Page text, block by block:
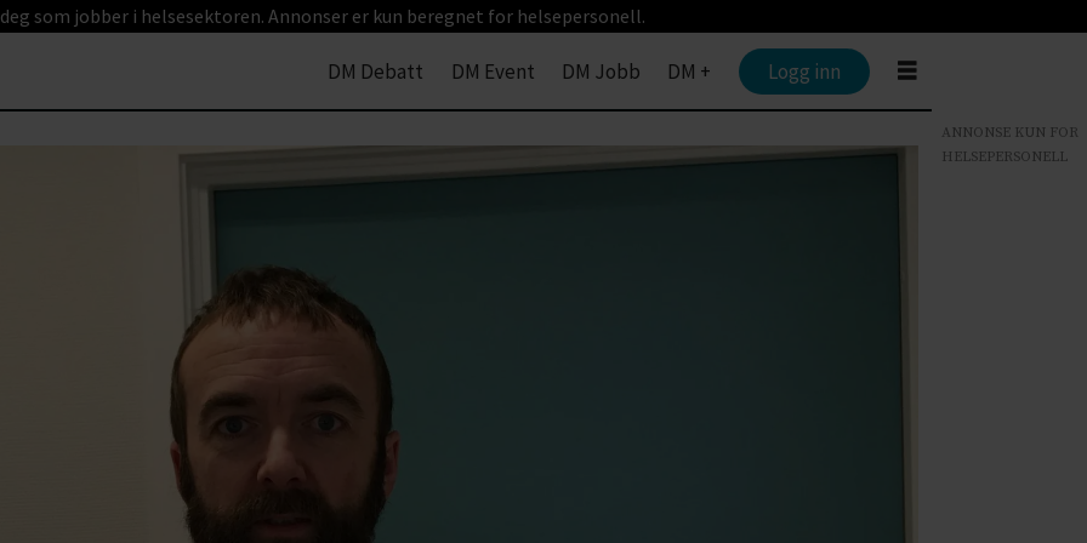
som jobber i helsesektoren. Annonser er kun beregnet for helsepersonell.
DM Debatt DM Event DM Jobb DM + Logg inn
ANNONSE KUN FOR
HELSEPERSONELL